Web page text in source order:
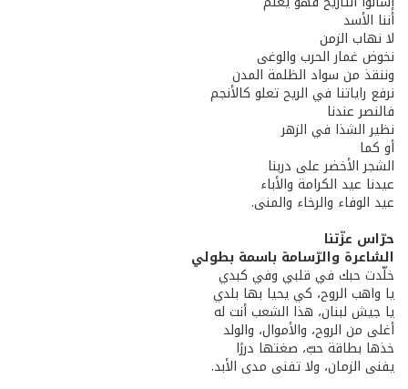
أننا الأسد
لا نهاب الزمن
نخوض غمار الحرب والوغى
وننقذ من سواد الظلمة المدن
نرفع راياتنا في الريح تعلو كالأنجم
فالنصر عندنا
نظير الشذا في الزهر
أو كما
الشجر الأخضر على دربنا
عيدنا عيد الكرامة والأباء
عيد الوفاء والرخاء والمنى.
حرّاس عزّتنا
الشاعرة والرّسامة باسمة بطولي
خلّدت حبك في قلبي وفي كبدي
يا واهب الروح، كي يحيا بها بلدي
يا جيش لبنان، هذا الشعب أنت له
أغلى من الروح، والأموال، والولد
خذها بطاقة حبّ، صغتها دررًا
يفنى الزمان، ولا تفنى مدى الأبد.